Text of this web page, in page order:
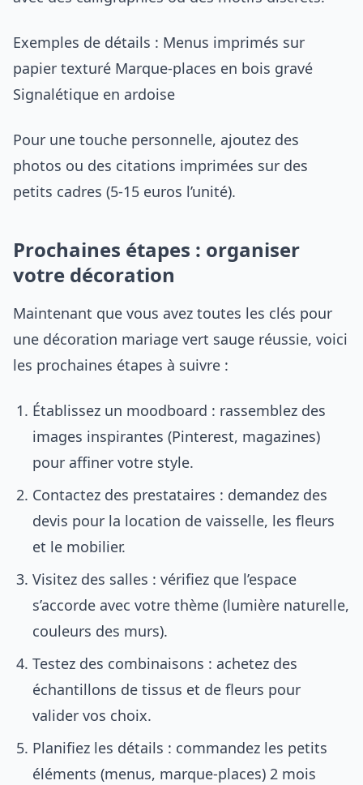
Exemples de détails : Menus imprimés sur
papier texturé Marque-places en bois gravé
Signalétique en ardoise
Pour une touche personnelle, ajoutez des
photos ou des citations imprimées sur des
petits cadres (5-15 euros l’unité).
Prochaines étapes : organiser
votre décoration
Maintenant que vous avez toutes les clés pour
une décoration mariage vert sauge réussie, voici
les prochaines étapes à suivre :
Établissez un moodboard : rassemblez des
images inspirantes (Pinterest, magazines)
pour affiner votre style.
Contactez des prestataires : demandez des
devis pour la location de vaisselle, les fleurs
et le mobilier.
Visitez des salles : vérifiez que l’espace
s’accorde avec votre thème (lumière naturelle,
couleurs des murs).
Testez des combinaisons : achetez des
échantillons de tissus et de fleurs pour
valider vos choix.
Planifiez les détails : commandez les petits
éléments (menus, marque-places) 2 mois